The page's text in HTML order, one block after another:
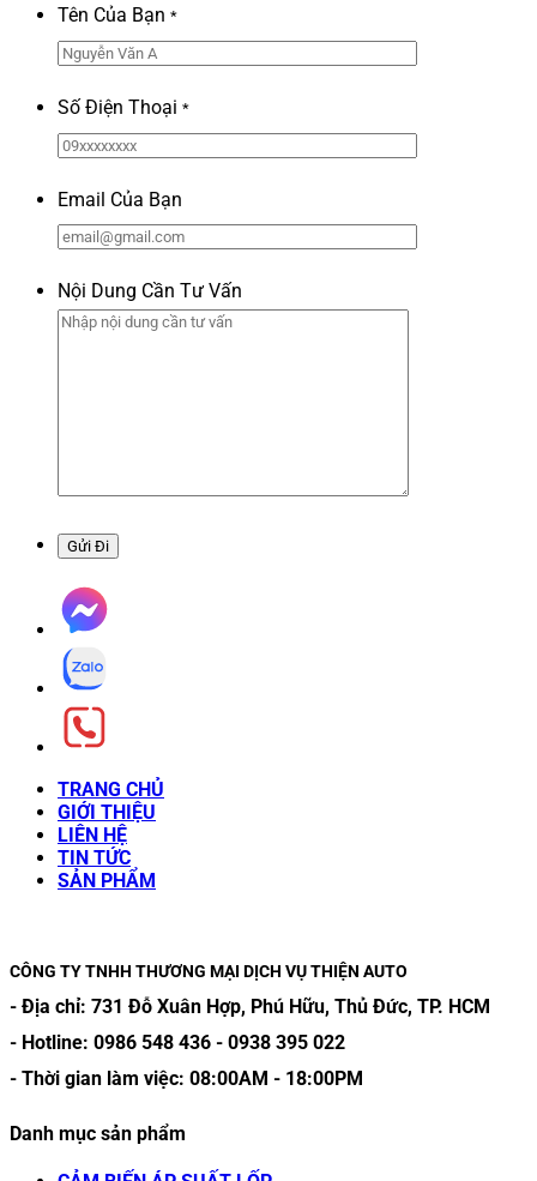
Tên Của Bạn *
Số Điện Thoại *
Email Của Bạn
Nội Dung Cần Tư Vấn
TRANG CHỦ
GIỚI THIỆU
LIÊN HỆ
TIN TỨC
SẢN PHẨM
CÔNG TY TNHH THƯƠNG MẠI DỊCH VỤ THIỆN AUTO
- Địa chỉ: 731 Đỗ Xuân Hợp, Phú Hữu, Thủ Đức, TP. HCM
- Hotline: 0986 548 436 - 0938 395 022
- Thời gian làm việc: 08:00AM - 18:00PM
Danh mục sản phẩm